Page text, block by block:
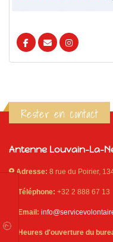
Rester en contact
Antenne Louvain-La-
Adresse: 8 rue du Poirier,
Téléphone: +32 2 888 67 13
Email:
Heures d'ouverture du